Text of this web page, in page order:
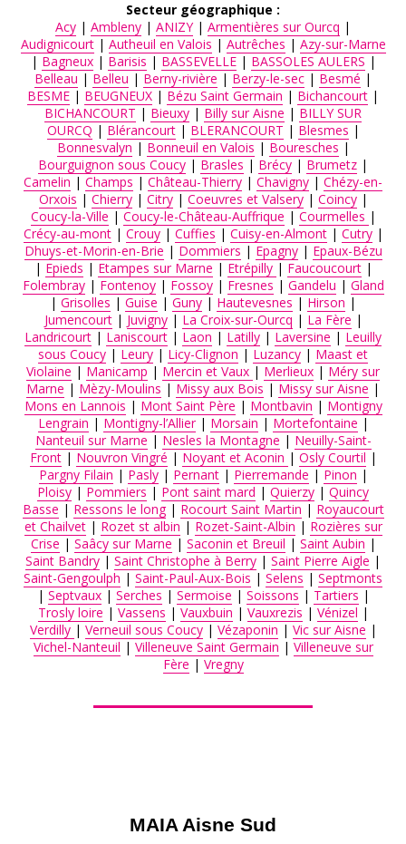
ACCÈS PARTICULIERS
AIDE AUX AIDANTS
ASSOCIATIONS
ROMPRE LA SOLITUDE
Secteur géographique :
Acy | Ambleny | ANIZY| Armentières sur Ourcq |
Audignicourt| Autheuil en Valois | Autrêches | Azy-sur-Marne
| Bagneux| Barisis | BASSEVELLE| BASSOLES AULERS |
Belleau | Belleu | Berny-rivière | Berzy-le-sec | Besmé |
BESME | BEUGNEUX | Bézu Saint Germain | Bichancourt |
BICHANCOURT | Bieuxy | Billy sur Aisne | BILLY SUR
OURCQ | Blérancourt| BLERANCOURT | Blesmes |
Bonnesvalyn | Bonneuil en Valois | Bouresches |
Bourguignon sous Coucy | Brasles | Brécy | Brumetz |
Camelin | Champs | Château-Thierry | Chavigny | Chézy-en-
Orxois | Chierry| Citry| Coeuvres et Valsery| Coincy|
Coucy-la-Ville | Coucy-le-Château-Auffrique | Courmelles |
Crécy-au-mont| Crouy| Cuffies | Cuisy-en-Almont| Cutry|
Dhuys-et-Morin-en-Brie | Dommiers | Epagny| Epaux-Bézu
| Epieds | Etampes sur Marne | Etrépilly | Faucoucourt|
Folembray| Fontenoy| Fossoy| Fresnes | Gandelu | Gland
| Grisolles | Guise | Guny | Hautevesnes | Hirson |
Jumencourt| Juvigny| La Croix-sur-Ourcq | La Fère |
Landricourt | Laniscourt | Laon | Latilly | Laversine | Leuilly
sous Coucy | Leury | Licy-Clignon | Luzancy | Maast et
Violaine | Manicamp | Mercin et Vaux | Merlieux | Méry sur
Marne | Mèzy-Moulins | Missy aux Bois | Missy sur Aisne |
Mons en Lannois | Mont Saint Père | Montbavin | Montigny
Lengrain | Montigny-l’Allier| Morsain | Mortefontaine |
Nanteuil sur Marne | Nesles la Montagne | Neuilly-Saint-
Front| Nouvron Vingré | Noyant et Aconin | Osly Courtil |
Pargny Filain | Pasly| Pernant| Pierremande | Pinon |
Ploisy | Pommiers | Pont saint mard | Quierzy | Quincy
Basse | Ressons le long| Rocourt Saint Martin | Royaucourt
et Chailvet| Rozet st albin | Rozet-Saint-Albin | Rozières sur
Crise | Saâcy sur Marne | Saconin et Breuil | Saint Aubin |
Saint Bandry | Saint Christophe à Berry | Saint Pierre Aigle |
Saint-Gengoulph | Saint-Paul-Aux-Bois | Selens | Septmonts
| Septvaux| Serches | Sermoise | Soissons | Tartiers |
Trosly loire | Vassens | Vauxbuin | Vauxrezis | Vénizel |
Verdilly | Verneuil sous Coucy| Vézaponin | Vic sur Aisne |
Vichel-Nanteuil | Villeneuve Saint Germain | Villeneuve sur
Fère | Vregny
MAIA Aisne Sud